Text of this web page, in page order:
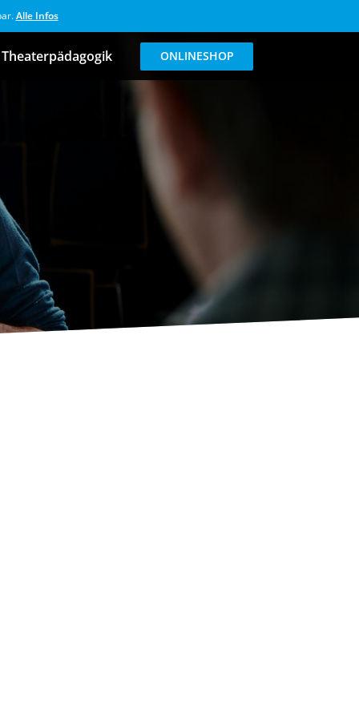
Alle Infos
Theaterpädagogik ONLINESHOP